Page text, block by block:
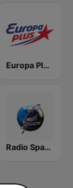
Europa Plus Baku 107.7 FM
Radio Space FM